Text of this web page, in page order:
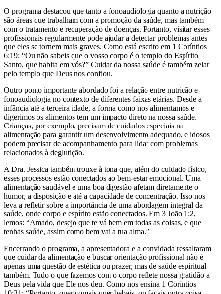
O programa destacou que tanto a fonoaudiologia quanto a nutrição
são áreas que trabalham com a promoção da saúde, mas também
com o tratamento e recuperação de doenças. Portanto, visitar esses
profissionais regularmente pode ajudar a detectar problemas antes
que eles se tornem mais graves. Como está escrito em 1 Coríntios
6:19: “Ou não sabeis que o vosso corpo é o templo do Espírito
Santo, que habita em vós?” Cuidar da nossa saúde é também zelar
pelo templo que Deus nos confiou.
Outro ponto importante abordado foi a relação entre nutrição e
fonoaudiologia no contexto de diferentes faixas etárias. Desde a
infância até a terceira idade, a forma como nos alimentamos e
digerimos os alimentos tem um impacto direto na nossa saúde.
Crianças, por exemplo, precisam de cuidados especiais na
alimentação para garantir um desenvolvimento adequado, e idosos
podem precisar de acompanhamento para lidar com problemas
relacionados à deglutição.
A Dra. Jessica também trouxe à tona que, além do cuidado físico,
esses processos estão conectados ao bem-estar emocional. Uma
alimentação saudável e uma boa digestão afetam diretamente o
humor, a disposição e até a capacidade de concentração. Isso nos
leva a refletir sobre a importância de uma abordagem integral da
saúde, onde corpo e espírito estão conectados. Em 3 João 1:2,
lemos: “Amado, desejo que te vá bem em todas as coisas, e que
tenhas saúde, assim como bem vai a tua alma.”
Encerrando o programa, a apresentadora e a convidada ressaltaram
que cuidar da alimentação e buscar orientação profissional não é
apenas uma questão de estética ou prazer, mas de saúde espiritual
também. Tudo o que fazemos com o corpo reflete nossa gratidão a
Deus pela vida que Ele nos deu. Como nos ensina 1 Coríntios